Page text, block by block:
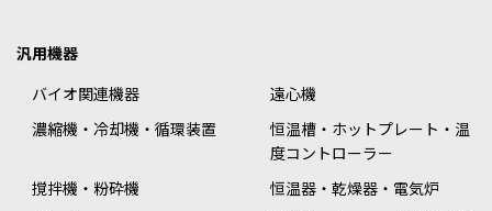
汎用機器
バイオ関連機器
遠心機
濃縮機・冷却機・循環装置
恒温槽・ホットプレート・温
度コントローラー
撹拌機・粉砕機
恒温器・乾燥器・電気炉